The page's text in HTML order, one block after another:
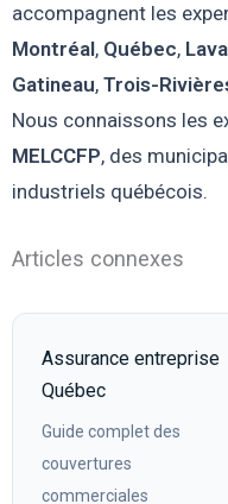
accompagnent les
Montréal, Québec,
Gatineau, Trois-
Nous connaissons les
MELCCFP, des
industriels québécois.
Articles connexes
Assurance entreprise
Québec
Guide complet des
couvertures
commerciales